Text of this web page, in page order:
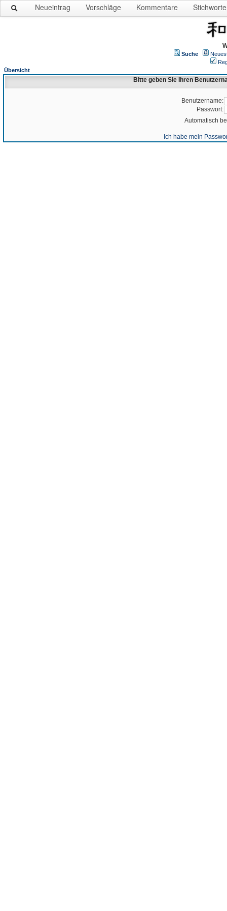
Neueintrag Vorschläge Kommentare Stichworte
Suche
Übersicht
Bitte geben Sie Ihren
Benutzername:
Passwort:
Automatisch
Ich habe mein